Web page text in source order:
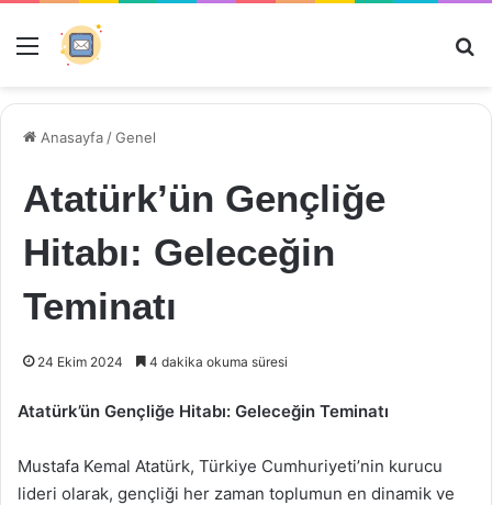
Menü
Anasayfa /Genel
Atatürk’ün Gençliğe
Hitabı: Geleceğin
Teminatı
24 Ekim 2024 4 dakika okuma süresi
Atatürk’ün Gençliğe Hitabı: Geleceğin Teminatı
Mustafa Kemal Atatürk, Türkiye Cumhuriyeti’nin kurucu
lideri olarak, gençliği her zaman toplumun en dinamik ve